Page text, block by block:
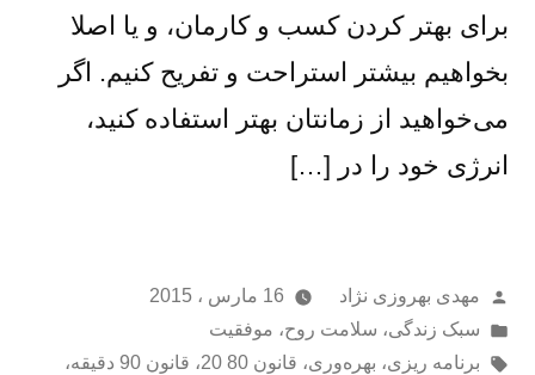
برای بهتر کردن کسب و کارمان، و یا اصلا
بخواهیم بیشتر استراحت و تفریح کنیم. اگر
می‌خواهید از زمانتان بهتر استفاده کنید،
انرژی خود را در […]
از
مهدی بهروزی نژاد
16 مارس ، 2015
ارسال
شده
سبک زندگی، سلامت روح، موفقیت
برچسب‌ها:
برنامه ریزی، بهره‌وری، قانون 80 20 ، قانون 90 دقیقه
،